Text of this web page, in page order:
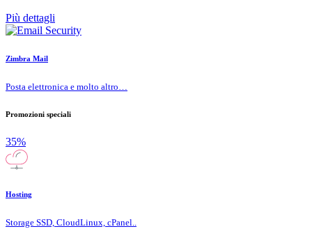
Più dettagli
Zimbra Mail
Posta elettronica e molto altro…
Promozioni speciali
35%
Hosting
Storage SSD, CloudLinux, cPanel..